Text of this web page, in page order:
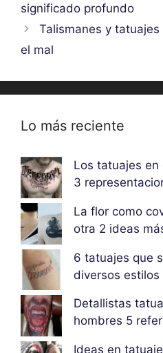
significado profundo
Talismanes y
el mal
Lo más reciente
Los tatuajes en
3
La flor como
otra 2 ideas
6 tatuajes que
diversos estilos
Detallistas
hombres 5
Ideas en